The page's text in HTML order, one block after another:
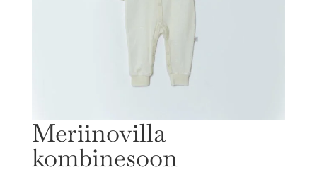
Meriinovilla
kombinesoon